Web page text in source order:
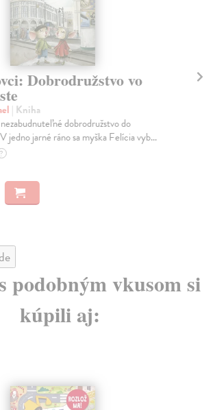
Dobrodružstvo vo
| Kniha
dobrodružstvo do
jedno jarné ráno sa myška Felícia vyb...
?
podobným vkusom si
kúpili aj: